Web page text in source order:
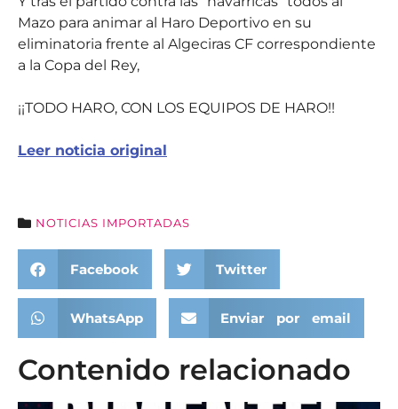
Mazo para animar al Haro Deportivo en su
eliminatoria frente al Algeciras CF correspondiente
a la Copa del Rey,
¡¡TODO HARO, CON LOS EQUIPOS DE HARO!!
Leer noticia original
NOTICIAS IMPORTADAS
Facebook Twitter
WhatsApp Enviar por email
Contenido relacionado